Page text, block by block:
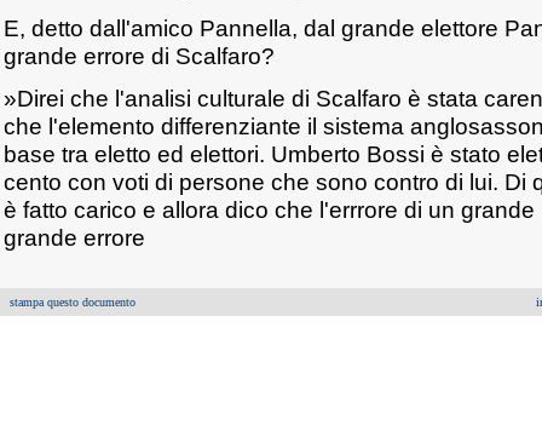
E, detto dall'amico Pannella, dal grande elettore
grande errore di Scalfaro?
»Direi che l'analisi culturale di Scalfaro è stata
che l'elemento differenziante il sistema
base tra eletto ed elettori. Umberto Bossi è stato
cento con voti di persone che sono contro di lui. Di
è fatto carico e allora dico che l'errrore di un
grande errore
stampa questo documento